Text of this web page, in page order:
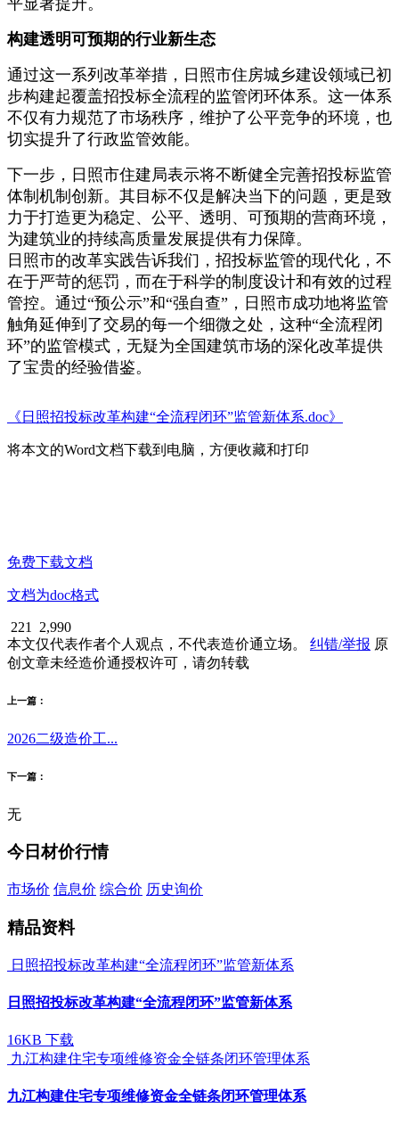
构建透明可预期的行业新生态
通过这一系列改革举措，日照市住房城乡建设领域已初
步构建起覆盖招投标全流程的监管闭环体系。这一体系
不仅有力规范了市场秩序，维护了公平竞争的环境，也
切实提升了行政监管效能。
下一步，日照市住建局表示将不断健全完善招投标监管
体制机制创新。其目标不仅是解决当下的问题，更是致
力于打造更为稳定、公平、透明、可预期的营商环境，
为建筑业的持续高质量发展提供有力保障。
日照市的改革实践告诉我们，招投标监管的现代化，不
在于严苛的惩罚，而在于科学的制度设计和有效的过程
管控。通过“预公示”和“强自查”，日照市成功地将监管
触角延伸到了交易的每一个细微之处，这种“全流程闭
环”的监管模式，无疑为全国建筑市场的深化改革提供
了宝贵的经验借鉴。
《日照招投标改革构建“全流程闭环”监管新体系.doc》
将本文的Word文档下载到电脑，方便收藏和打印
免费下载文档
文档为doc格式
221
2,990
本文仅代表作者个人观点，不代表造价通立场。 纠错/举报 原
创文章未经造价通授权许可，请勿转载
上一篇：
2026二级造价工...
下一篇：
无
今日材价行情
市场价 信息价 综合价 历史询价
精品资料
日照招投标改革构建“全流程闭环”监管新体系
日照招投标改革构建“全流程闭环”监管新体系
16KB 下载
九江构建住宅专项维修资金全链条闭环管理体系
九江构建住宅专项维修资金全链条闭环管理体系